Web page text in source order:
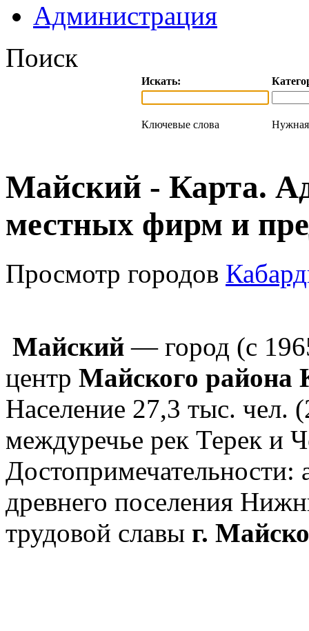
Администрация
Поиск
Искать:
Ключевые слова Нужная
Майский - Карта.
местных фирм и
Просмотр городов
Майский— город (с
центр Майского района
Население 27,3 тыс. чел.
междуречье рек Терек и
Достопримечательности:
древнего поселения
трудовой славы г.